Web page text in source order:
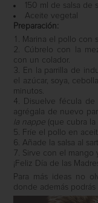
150 ml de salsa de
Aceite vegetal
Preparación:
Marina el pollo con
Cúbrelo con la
con un colador.
En la parrilla de
el azúcar, soya,
minutos.
Disuelve fécula
agrégala de nuevo
la nappe (que cubra la
Fríe el pollo en
Añade la salsa al
Sirve con el mango
¡Feliz Día de las
Para más ideas no
donde además